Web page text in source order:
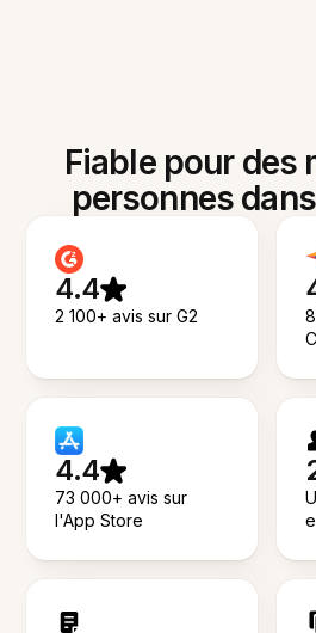
Fiable pour des
personnes
4.4
2 100+ avis sur G2
4.4
73 000+ avis sur
l'App Store